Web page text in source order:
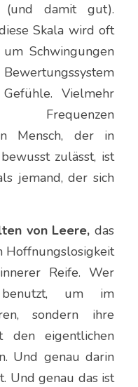
(und damit gut).
Skala wird oft
Schwingungen
Vielmehr
Mensch, der in
zulässt, ist
jemand, der sich
von Leere, das
Hoffnungslosigkeit
Reife. Wer
um im
sondern ihre
den eigentlichen
Und genau darin
Und genau das ist